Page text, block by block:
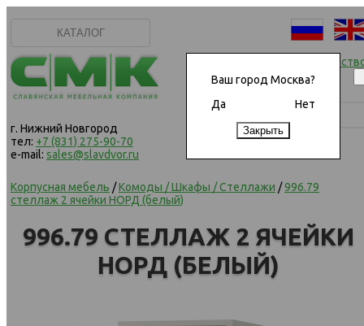
Ваш город Москва?
Да
Нет
КАТАЛОГ
г. Нижний Новгород
тел: +7 (831) 275-90-70
e-mail: sales@slavdvor.ru
Начать
Корпусная мебель /Комоды / Шкафы / Стеллажи /996.79
стеллаж 2 ячейки НОРД (белый)
996.79 СТЕЛЛАЖ 2 ЯЧЕЙКИ
НОРД (БЕЛЫЙ)